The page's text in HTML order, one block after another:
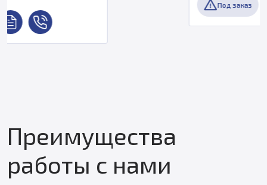
Преимущества
работы с нами